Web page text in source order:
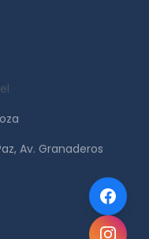
Av. Granaderos